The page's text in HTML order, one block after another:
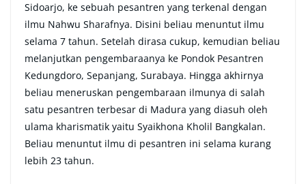
Sidoarjo, ke sebuah pesantren yang terkenal dengan
ilmu Nahwu Sharafnya. Disini beliau menuntut ilmu
selama 7 tahun. Setelah dirasa cukup, kemudian beliau
melanjutkan pengembaraanya ke Pondok Pesantren
Kedungdoro, Sepanjang, Surabaya. Hingga akhirnya
beliau meneruskan pengembaraan ilmunya di salah
satu pesantren terbesar di Madura yang diasuh oleh
ulama kharismatik yaitu Syaikhona Kholil Bangkalan.
Beliau menuntut ilmu di pesantren ini selama kurang
lebih 23 tahun.